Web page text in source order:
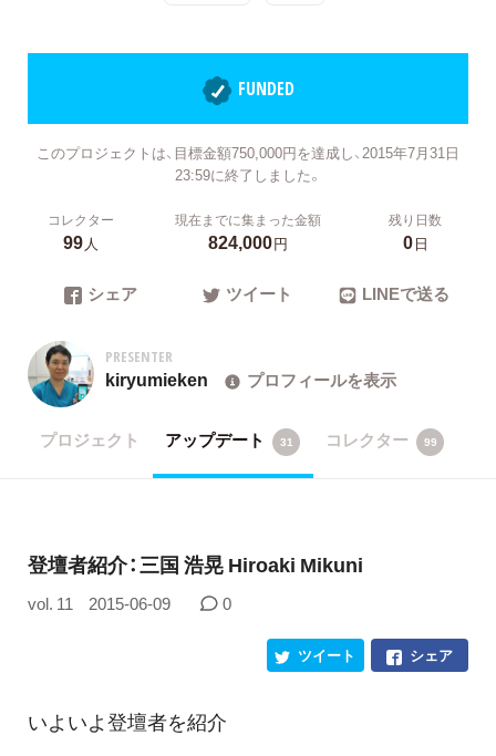
FUNDED
このプロジェクトは、目標金額750,000円を達成し、2015年7月31日
23:59に終了しました。
コレクター
99人
現在までに集まった金額
824,000円
残り日数
0日
シェア ツイート LINEで送る
PRESENTER
kiryumieken プロフィールを表示
プロジェクト アップデート 31 コレクター 99
登壇者紹介：三国 浩晃 Hiroaki Mikuni
vol. 11 2015-06-09 0
シェア
ツイート
いよいよ登壇者を紹介